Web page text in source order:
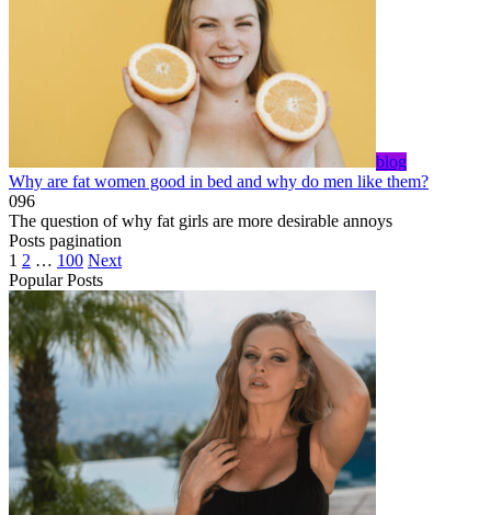
blog
Why are fat women good in bed and why do men like them?
096
The question of why fat girls are more desirable annoys
Posts pagination
1 2 … 100 Next
Popular Posts